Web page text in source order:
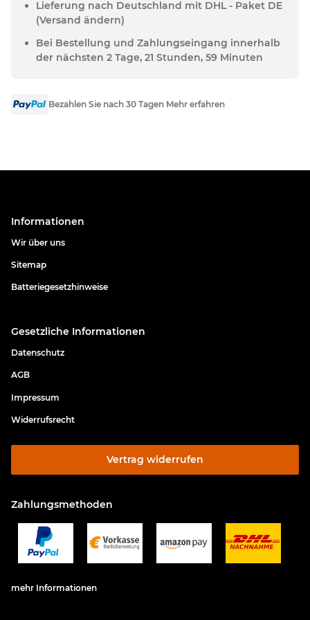
Lieferung nach Deutschland mit DHL - Paket DE
(Versand ändern)
Bei Bestellung und Zahlungseingang innerhalb
der nächsten 2 Tage, 21 Stunden, 59 Minuten
Bezahlen Sie nach 30 Tagen Mehr erfahren
Informationen
Wir über uns
Sitemap
Batteriegesetzhinweise
Gesetzliche Informationen
Datenschutz
AGB
Impressum
Widerrufsrecht
Vertrag widerrufen
Zahlungsmethoden
mehr Informationen